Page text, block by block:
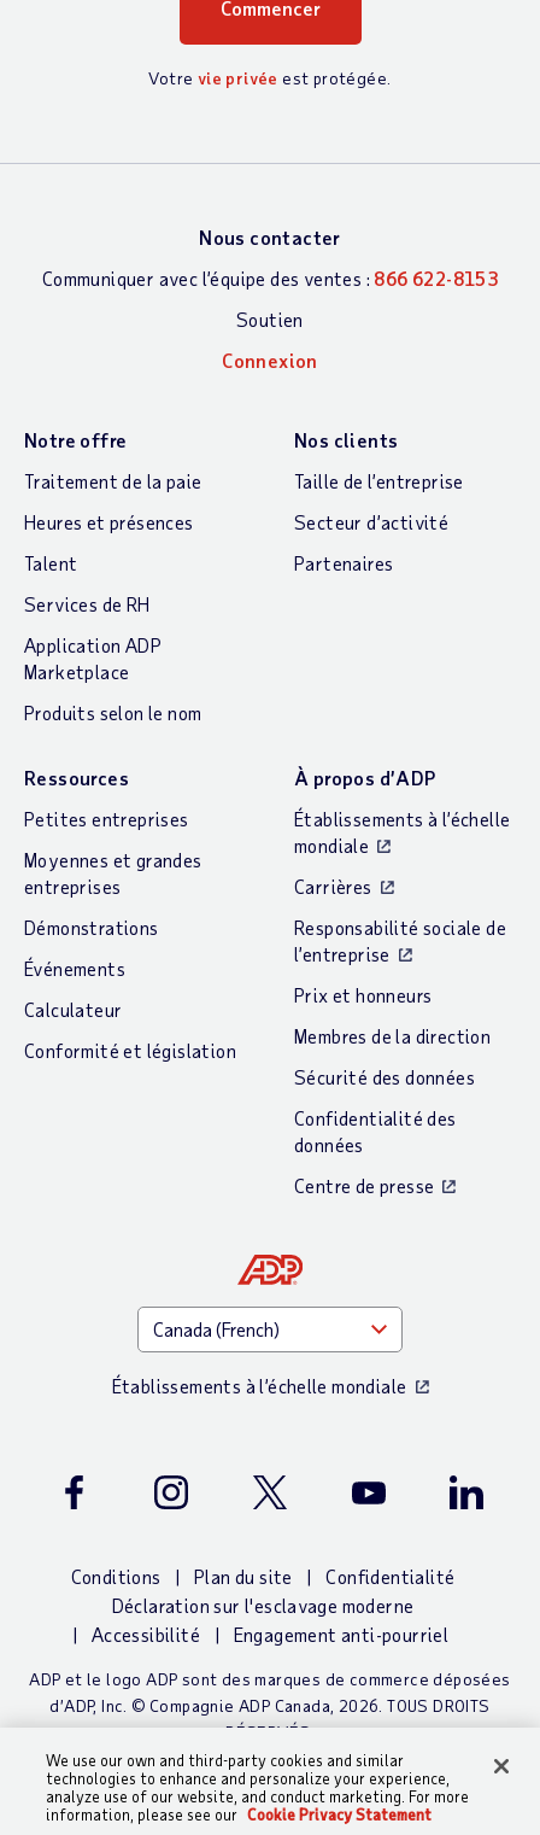
Votre vie privée est protégée.
Nous contacter
Communiquer avec l’équipe des ventes : 866 622-8153
Soutien
Connexion
Notre offre
Traitement de la paie
Heures et présences
Talent
Services de RH
Application ADP
Marketplace
Produits selon le nom
Nos clients
Taille de l’entreprise
Secteur d’activité
Partenaires
Ressources
Petites entreprises
Moyennes et grandes
entreprises
Démonstrations
Événements
Calculateur
Conformité et législation
À propos d’ADP
Établissements à l’échelle
mondiale
Carrières
Responsabilité sociale de
l’entreprise
Prix et honneurs
Membres de la direction
Sécurité des données
Confidentialité des
données
Centre de presse
Établissements à l’échelle mondiale
Facebook Instagram Twitter Youtube LinkedIn
Conditions Plan du site
Confidentialité
Déclaration sur l'esclavage moderne
Accessibilité
Engagement anti-pourriel
ADP et le logo ADP sont des marques de commerce déposées
d’ADP, Inc. © Compagnie ADP Canada, 2026. TOUS DROITS
RÉSERVÉS.
To manage your preferences, click here
We use our own and third-party cookies and similar
technologies to enhance and personalize your experience,
analyze use of our website, and conduct marketing. For more
information, please see our Cookie Privacy Statement